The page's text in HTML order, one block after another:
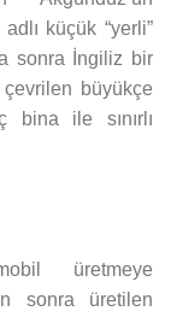
küçük “yerli”
sonra İngiliz bir
büyükçe
bina ile sınırlı
üretmeye
sonra üretilen